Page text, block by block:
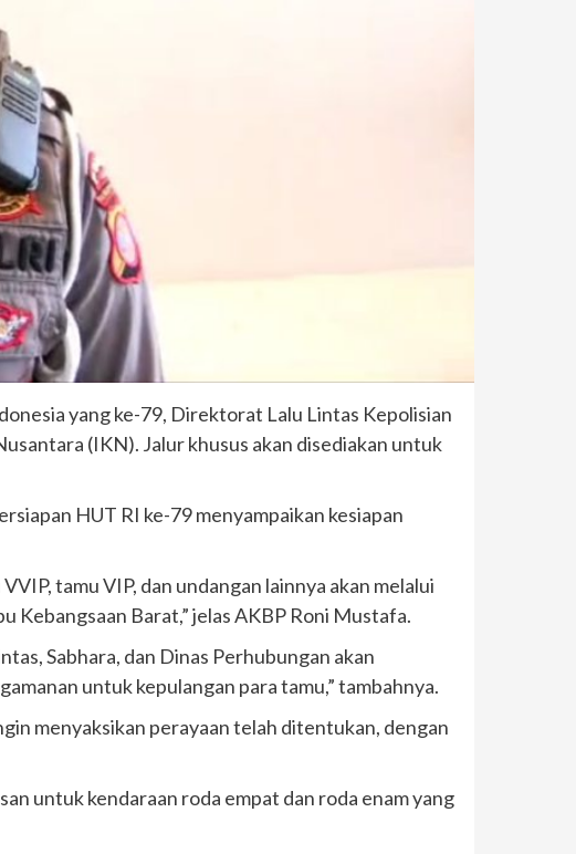
yang ke-79, Direktorat Lalu Lintas Kepolisian
(IKN). Jalur khusus akan disediakan untuk
HUT RI ke-79 menyampaikan kesiapan
tamu VIP, dan undangan lainnya akan melalui
Kebangsaan Barat,” jelas AKBP Roni Mustafa.
Sabhara, dan Dinas Perhubungan akan
untuk kepulangan para tamu,” tambahnya.
menyaksikan perayaan telah ditentukan, dengan
untuk kendaraan roda empat dan roda enam yang